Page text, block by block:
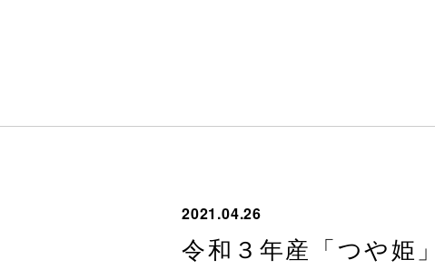
2021.04.26
令和３年産「つや姫